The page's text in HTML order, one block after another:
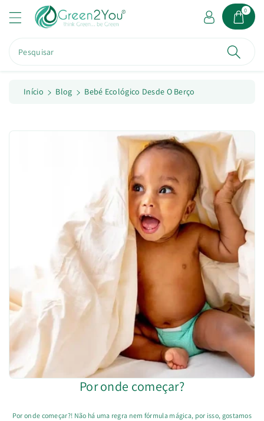
o
n
Pesquisar
0
Início Blog Bebé Ecológico Desde O Berço
Por onde começar?
Por onde começar?! Não há uma regra nem fórmula mágica, por isso, gostamos